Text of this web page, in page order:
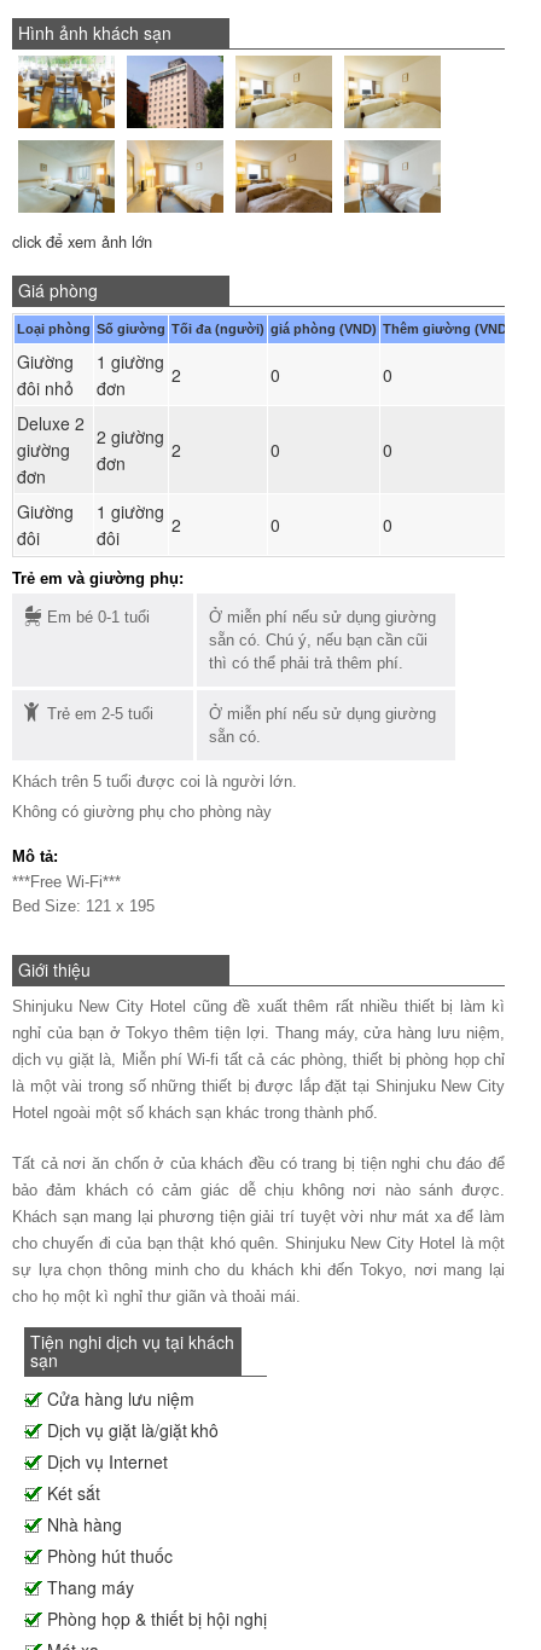
Hình ảnh khách sạn
click để xem ảnh lớn
Giá phòng
Loại phòng Số giường Tối đa (người) giá phòng (VND) Thêm giường (VND)
Giường
đôi nhỏ
1 giường
đơn
2 0 0
Deluxe 2
giường
đơn
2 giường
đơn
2 0 0
Giường
đôi
1 giường
đôi
2 0 0
Trẻ em và giường phụ:
Em bé 0-1 tuổi
Ở miễn phí nếu sử dụng giường
sẵn có. Chú ý, nếu bạn cần cũi
thì có thể phải trả thêm phí.
Trẻ em 2-5 tuổi
Ở miễn phí nếu sử dụng giường
sẵn có.
Khách trên 5 tuổi được coi là người lớn.
Không có giường phụ cho phòng này
Mô tả:
***Free Wi-Fi***
Bed Size: 121 x 195
Giới thiệu
Shinjuku New City Hotel cũng đề xuất thêm rất nhiều thiết bị làm kì
nghỉ của bạn ở Tokyo thêm tiện lợi. Thang máy, cửa hàng lưu niệm,
dịch vụ giặt là, Miễn phí Wi-fi tất cả các phòng, thiết bị phòng họp chỉ
là một vài trong số những thiết bị được lắp đặt tại Shinjuku New City
Hotel ngoài một số khách sạn khác trong thành phố.
Tất cả nơi ăn chốn ở của khách đều có trang bị tiện nghi chu đáo để
bảo đảm khách có cảm giác dễ chịu không nơi nào sánh được.
Khách sạn mang lại phương tiện giải trí tuyệt vời như mát xa để làm
cho chuyến đi của bạn thật khó quên. Shinjuku New City Hotel là một
sự lựa chọn thông minh cho du khách khi đến Tokyo, nơi mang lại
cho họ một kì nghỉ thư giãn và thoải mái.
Tiện nghi dịch vụ tại khách
sạn
Cửa hàng lưu niệm
Dịch vụ giặt là/giặt khô
Dịch vụ Internet
Két sắt
Nhà hàng
Phòng hút thuốc
Thang máy
Phòng họp & thiết bị hội nghị